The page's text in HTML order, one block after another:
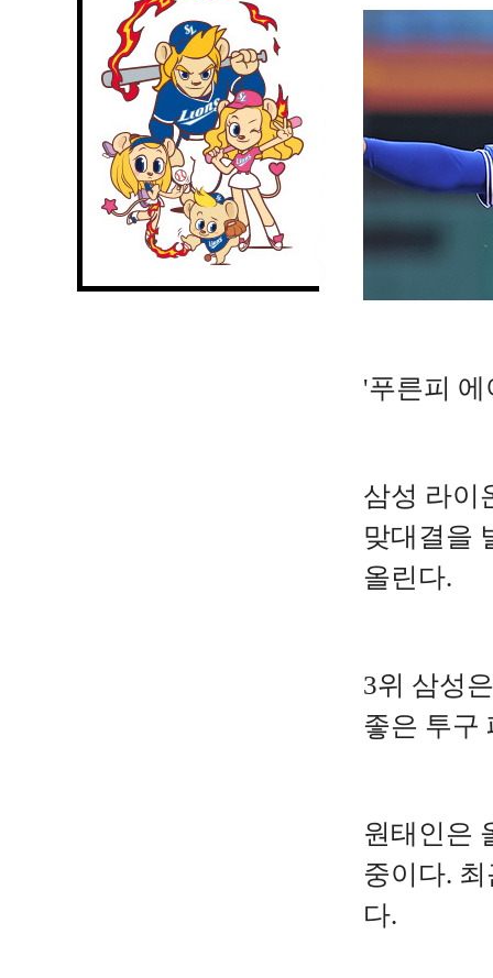
'푸른피
삼성 라이
맞대결을
올린다.
3위 삼성
좋은 투구
원태인은
중이다.
다.